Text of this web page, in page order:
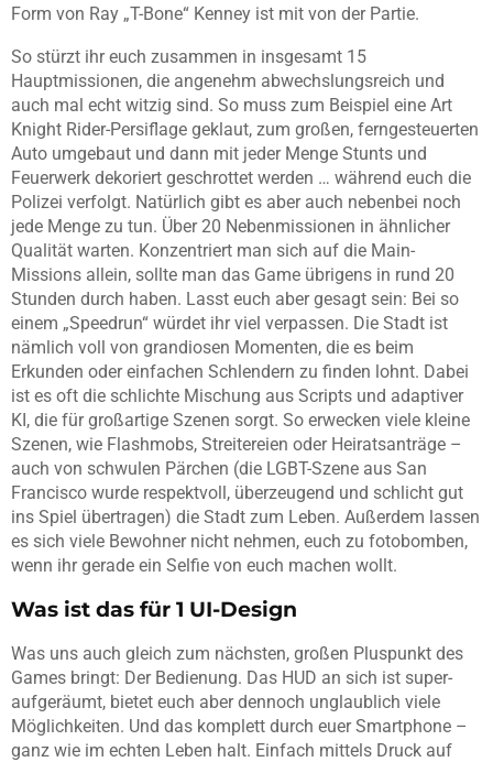
Form von Ray „T-Bone“ Kenney ist mit von der Partie.
So stürzt ihr euch zusammen in insgesamt 15
Hauptmissionen, die angenehm abwechslungsreich und
auch mal echt witzig sind. So muss zum Beispiel eine Art
Knight Rider-Persiflage geklaut, zum großen, ferngesteuerten
Auto umgebaut und dann mit jeder Menge Stunts und
Feuerwerk dekoriert geschrottet werden … während euch die
Polizei verfolgt. Natürlich gibt es aber auch nebenbei noch
jede Menge zu tun. Über 20 Nebenmissionen in ähnlicher
Qualität warten. Konzentriert man sich auf die Main-
Missions allein, sollte man das Game übrigens in rund 20
Stunden durch haben. Lasst euch aber gesagt sein: Bei so
einem „Speedrun“ würdet ihr viel verpassen. Die Stadt ist
nämlich voll von grandiosen Momenten, die es beim
Erkunden oder einfachen Schlendern zu finden lohnt. Dabei
ist es oft die schlichte Mischung aus Scripts und adaptiver
KI, die für großartige Szenen sorgt. So erwecken viele kleine
Szenen, wie Flashmobs, Streitereien oder Heiratsanträge –
auch von schwulen Pärchen (die LGBT-Szene aus San
Francisco wurde respektvoll, überzeugend und schlicht gut
ins Spiel übertragen) die Stadt zum Leben. Außerdem lassen
es sich viele Bewohner nicht nehmen, euch zu fotobomben,
wenn ihr gerade ein Selfie von euch machen wollt.
Was ist das für 1 UI-Design
Was uns auch gleich zum nächsten, großen Pluspunkt des
Games bringt: Der Bedienung. Das HUD an sich ist super-
aufgeräumt, bietet euch aber dennoch unglaublich viele
Möglichkeiten. Und das komplett durch euer Smartphone –
ganz wie im echten Leben halt. Einfach mittels Druck auf